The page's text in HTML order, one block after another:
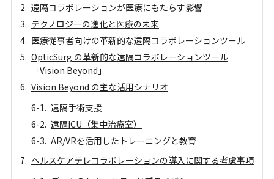
遠隔コラボレーションが医療にもたらす影響
テクノロジーの進化と医療の未来
医療従事者向けの革新的な遠隔コラボレーションツール
OpticSurg の革新的な遠隔コラボレーションツール
「Vision Beyond」
Vision Beyond の主な活用シナリオ
遠隔手術支援
遠隔ICU（集中治療室）
AR/VRを活用したトレーニングと教育
ヘルスケアテレコラボレーションの導入に関する考慮事項